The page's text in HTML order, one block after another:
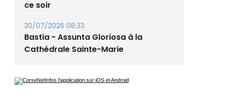
30/07/2026 09:55
ce soir
30/07/2026 08:33